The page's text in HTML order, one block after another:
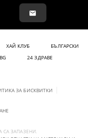
ХАЙ КЛУБ
БЪЛГАРСКИ
24 ЗДРАВЕ
ЗА БИСКВИТКИ
ЗАПАЗЕНИ.